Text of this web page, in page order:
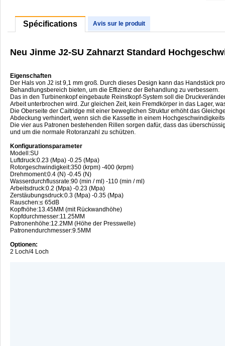
Spécifications Avis sur le produit
Neu Jinme J2-SU Zahnarzt Standard
Eigenschaften
Der Hals von J2 ist 9,1 mm groß. Durch dieses Design kann das Handstück
Behandlungsbereich bieten, um die Effizienz der Behandlung zu verbessern.
Das in den Turbinenkopf eingebaute Reinstkopf-System soll die
Arbeit unterbrochen wird. Zur gleichen Zeit, kein Fremdkörper in das Lager,
Die Oberseite der Caitridge mit einer beweglichen Struktur erhöht das
Abdeckung verhindert, wenn sich die Kassette in einem
Die vier aus Patronen bestehenden Rillen sorgen dafür, dass das
und um die normale Rotoranzahl zu schützen.
Konfigurationsparameter
Modell:SU
Luftdruck:0.23 (Mpa) -0.25 (Mpa)
Rotorgeschwindigkeit:350 (krpm) -400 (krpm)
Drehmoment:0.4 (N) -0.45 (N)
Wasserdurchflussrate:90 (min / ml) -110 (min / ml)
Arbeitsdruck:0.2 (Mpa) -0.23 (Mpa)
Zerstäubungsdruck:0.3 (Mpa) -0.35 (Mpa)
Rauschen:≤ 65dB
Kopfhöhe:13.45MM (mit Rückwandhöhe)
Kopfdurchmesser:11.25MM
Patronenhöhe:12.2MM (Höhe der Presswelle)
Patronendurchmesser:9.5MM
Optionen:
2 Loch/4 Loch